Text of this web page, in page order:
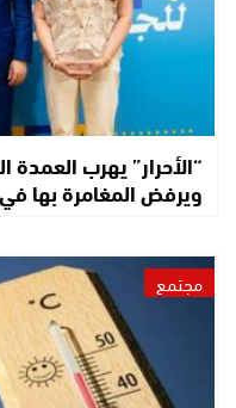
“الأحرار” يهرب العمدة
ويرفض المغامرة بها
مجتمع